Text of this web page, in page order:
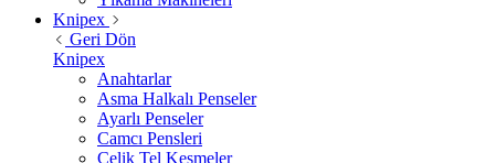
Knipex
Geri Dön
Knipex
Anahtarlar
Asma Halkalı Penseler
Ayarlı Penseler
Camcı Pensleri
Çelik Tel Kesmeler